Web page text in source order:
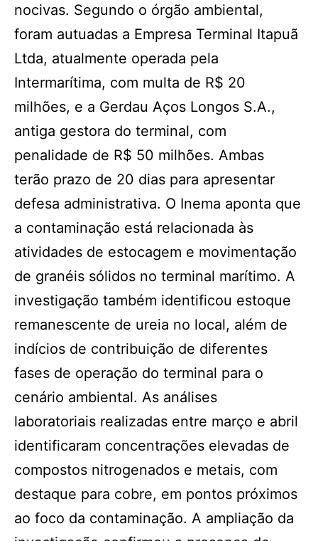
nocivas. Segundo o órgão ambiental,
foram autuadas a Empresa Terminal Itapuã
Ltda, atualmente operada pela
Intermarítima, com multa de R$ 20
milhões, e a Gerdau Aços Longos S.A.,
antiga gestora do terminal, com
penalidade de R$ 50 milhões. Ambas
terão prazo de 20 dias para apresentar
defesa administrativa. O Inema aponta que
a contaminação está relacionada às
atividades de estocagem e movimentação
de granéis sólidos no terminal marítimo. A
investigação também identificou estoque
remanescente de ureia no local, além de
indícios de contribuição de diferentes
fases de operação do terminal para o
cenário ambiental. As análises
laboratoriais realizadas entre março e abril
identificaram concentrações elevadas de
compostos nitrogenados e metais, com
destaque para cobre, em pontos próximos
ao foco da contaminação. A ampliação da